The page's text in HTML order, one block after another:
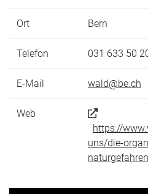
Ort Bern
Telefon 031 633 50
E-Mail wald@be.ch
Web
https://
uns/die-